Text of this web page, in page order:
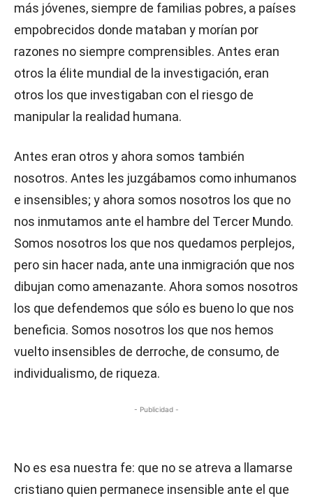
más jóvenes, siempre de familias pobres, a países
empobrecidos donde mataban y morían por
razones no siempre comprensibles. Antes eran
otros la élite mundial de la investigación, eran
otros los que investigaban con el riesgo de
manipular la realidad humana.
Antes eran otros y ahora somos también
nosotros. Antes les juzgábamos como inhumanos
e insensibles; y ahora somos nosotros los que no
nos inmutamos ante el hambre del Tercer Mundo.
Somos nosotros los que nos quedamos perplejos,
pero sin hacer nada, ante una inmigración que nos
dibujan como amenazante. Ahora somos nosotros
los que defendemos que sólo es bueno lo que nos
beneficia. Somos nosotros los que nos hemos
vuelto insensibles de derroche, de consumo, de
individualismo, de riqueza.
- Publicidad -
No es esa nuestra fe: que no se atreva a llamarse
cristiano quien permanece insensible ante el que